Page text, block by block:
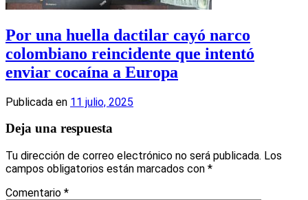
Por una huella dactilar cayó narco
colombiano reincidente que intentó
enviar cocaína a Europa
Publicada en 11 julio, 2025
Deja una respuesta
Tu dirección de correo electrónico no será publicada. Los
campos obligatorios están marcados con *
Comentario *